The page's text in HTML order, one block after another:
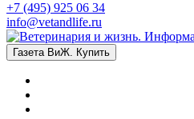
+7 (495) 925 06 34
info@vetandlife.ru
Газета ВиЖ. Купить